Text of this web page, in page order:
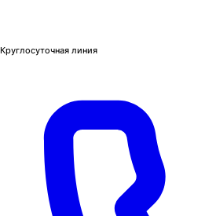
Круглосуточная линия